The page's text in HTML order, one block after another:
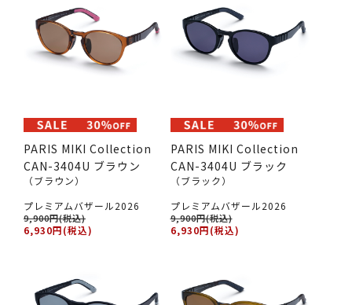
PARIS MIKI Collection
CAN-3404U ブラウン
（ブラウン）
プレミアムバザール2026
9,900円(税込)
6,930円(税込)
PARIS MIKI Collection
CAN-3404U ブラック
（ブラック）
プレミアムバザール2026
9,900円(税込)
6,930円(税込)